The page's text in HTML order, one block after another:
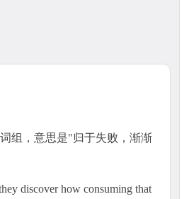
组，意思是"归于失败，渐渐
discover how consuming that